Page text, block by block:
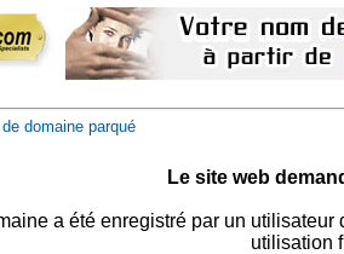
domaine parqué
Le site web
a été enregistré par un utilisateur
utilisation